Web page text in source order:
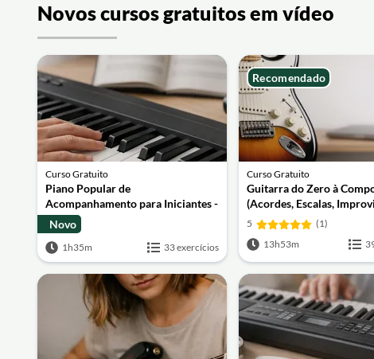
Novos cursos gratuitos em vídeo
Curso Gratuito
Piano Popular de
Acompanhamento para Iniciantes -
Nível Básico
Novo
1h35m 33 exercícios
Curso Gratuito
Guitarra do Zero à
(Acordes, Escalas,
Repertório)
5
(1)
13h53m
Recomendado